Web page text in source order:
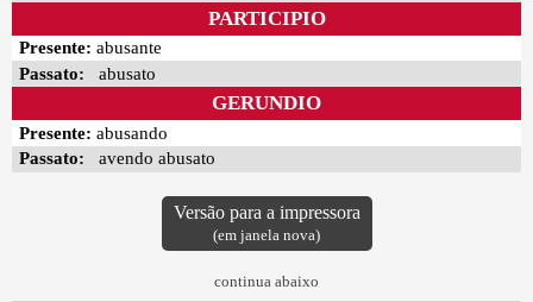
PARTICIPIO
Presente: abusante
Passato: abusato
GERUNDIO
Presente: abusando
Passato: avendo abusato
Versão para a impressora
(em janela nova)
continua abaixo